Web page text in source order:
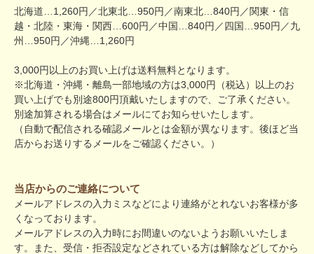
北海道…1,260円／北東北…950円／南東北…840円／関東・信
越・北陸・東海・関西…600円／中国…840円／四国…950円／九
州…950円／沖縄…1,260円
3,000円以上のお買い上げは送料無料となります。
※北海道・沖縄・離島一部地域の方は3,000円（税込）以上のお
買い上げでも別途800円頂戴いたしますので、ご了承ください。
別途加算される場合はメールにてお知らせいたします。
（自動で配信される確認メールとは金額が異なります。後ほど当
店からお送りするメールをご確認ください。）
当店からのご連絡について
メールアドレスの入力ミスなどにより連絡がとれないお客様が多
くなっております。
メールアドレスの入力時にお間違いのないようお願いいたしま
す。また、受信・拒否設定などされている方は解除などしてから